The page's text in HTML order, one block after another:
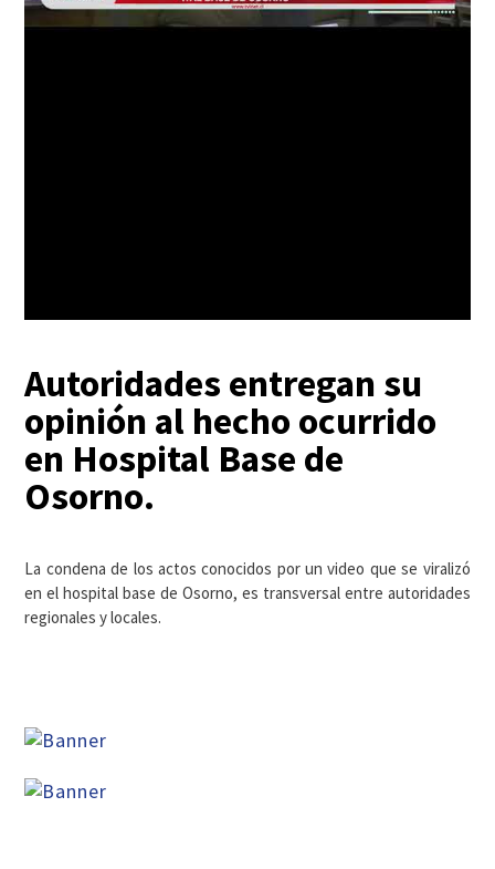
Autoridades entregan su
opinión al hecho ocurrido
en Hospital Base de
Osorno.
La condena de los actos conocidos por un video que se viralizó
en el hospital base de Osorno, es transversal entre autoridades
regionales y locales.